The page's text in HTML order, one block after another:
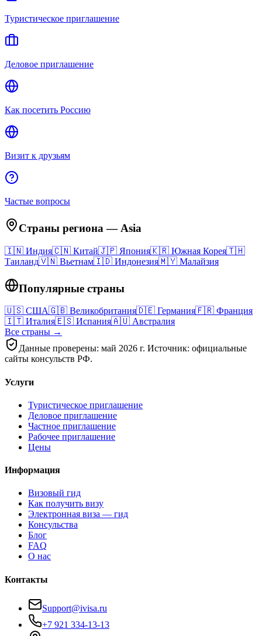
Туристическое приглашение
Деловое приглашение
Как посетить Россию
Визит к друзьям
Частые вопросы
Страны региона — Asia
🇮🇳 Индия🇨🇳 Китай🇯🇵 Япония🇰🇷 Южная Корея🇹🇭
Таиланд🇻🇳 Вьетнам🇮🇩 Индонезия🇲🇾 Малайзия
Популярные страны
🇺🇸 США🇬🇧 Великобритания🇩🇪 Германия🇫🇷 Франция
🇮🇹 Италия🇪🇸 Испания🇦🇺 Австралия
Все страны →
Данные проверены: май 2026 г. Источник: официальные
сайты консульств РФ.
Услуги
Туристическое приглашение
Деловое приглашение
Частное приглашение
Рабочее приглашение
Цены
Информация
Визовый гид
Как получить визу
Электронная виза — гид
Консульства
Блог
FAQ
О нас
Контакты
Support@ivisa.ru
+7 921 334-13-13